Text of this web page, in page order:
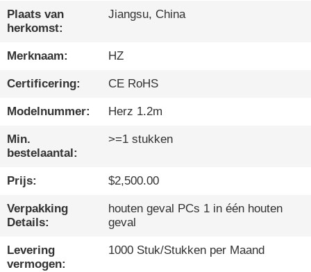
RONDLEIDING
DOOR
DE
FABRIEK
CONTACT
MET
OP
Plaats van
herkomst:
Jiangsu, China
Merknaam: HZ
Certificering: CE RoHS
Modelnummer: Herz 1.2m
Min.
bestelaantal:
>=1 stukken
Prijs: $2,500.00
Verpakking
Details:
houten geval PCs 1 in één houten
geval
Levering
vermogen:
1000 Stuk/Stukken per Maand